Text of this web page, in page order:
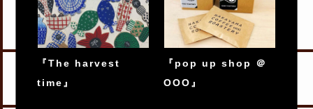
『The harvest
time』
『pop up shop ＠
OOO』